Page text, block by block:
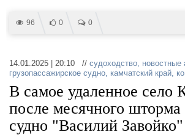
96 0 0
14.01.2025 | 20:10 // судоходство, новостные
грузопассажирское судно, камчатский край,
В самое удаленное село
после месячного
судно "Василий Завойко"